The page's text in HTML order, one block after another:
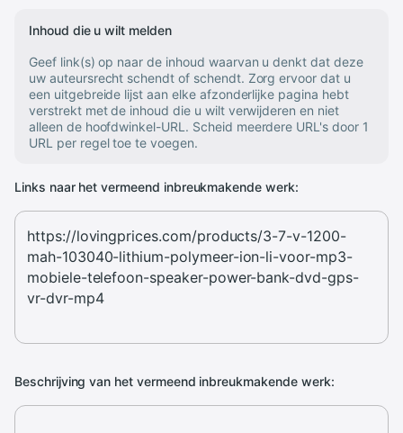
Inhoud die u wilt melden
Geef link(s) op naar de inhoud waarvan u denkt dat deze
uw auteursrecht schendt of schendt. Zorg ervoor dat u
een uitgebreide lijst aan elke afzonderlijke pagina hebt
verstrekt met de inhoud die u wilt verwijderen en niet
alleen de hoofdwinkel-URL. Scheid meerdere URL's door 1
URL per regel toe te voegen.
Links naar het vermeend inbreukmakende werk:
Beschrijving van het vermeend inbreukmakende werk: